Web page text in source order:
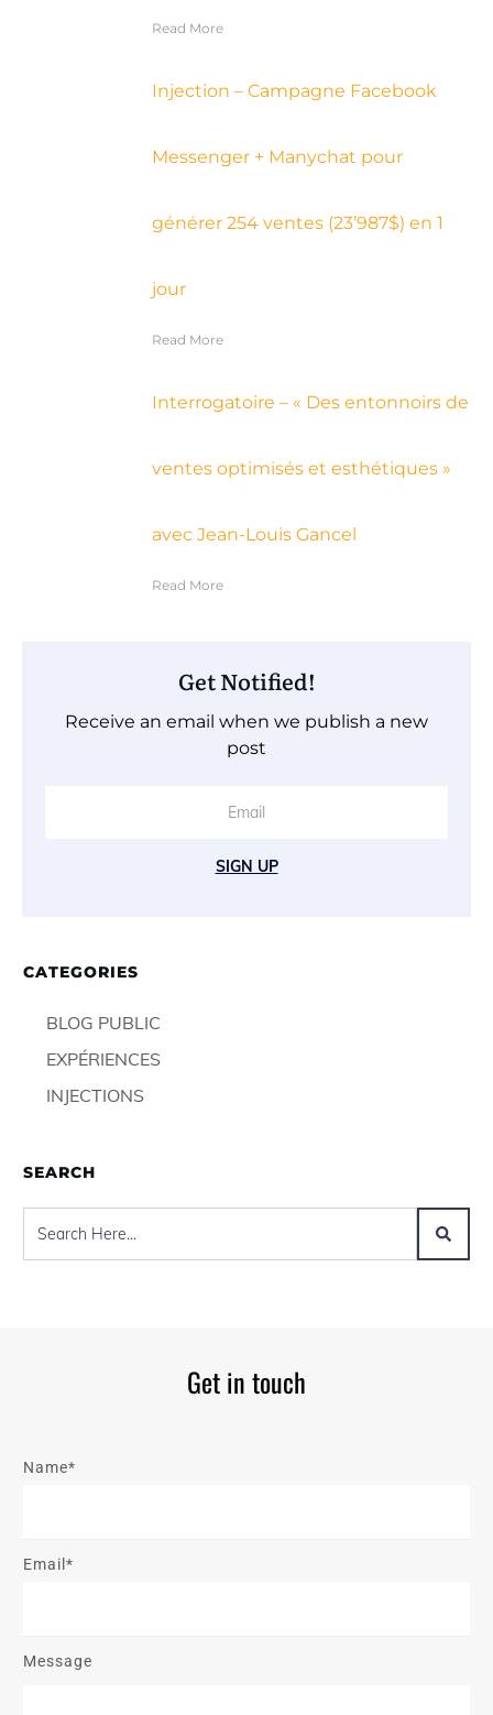
Read More
Injection – Campagne Facebook
Messenger + Manychat pour
générer 254 ventes (23’987$) en 1
jour
Read More
Interrogatoire – « Des entonnoirs de
ventes optimisés et esthétiques »
avec Jean-Louis Gancel
Read More
Get Notified!
Receive an email when we publish a new
post
SIGN UP
CATEGORIES
BLOG PUBLIC
EXPÉRIENCES
INJECTIONS
SEARCH
Get in touch
Name*
Email*
Message